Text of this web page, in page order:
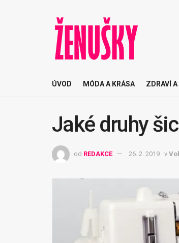
ÚVOD MÓDA A KRÁSA ZDRAVÍ
Jaké druhy
od REDAKCE 26. 2. 2019 v